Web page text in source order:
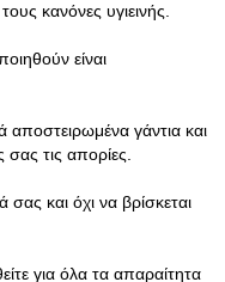
κανόνες υγιεινής.
είναι
αποστειρωμένα γάντια και
τις απορίες.
και όχι να βρίσκεται
για όλα τα απαραίτητα